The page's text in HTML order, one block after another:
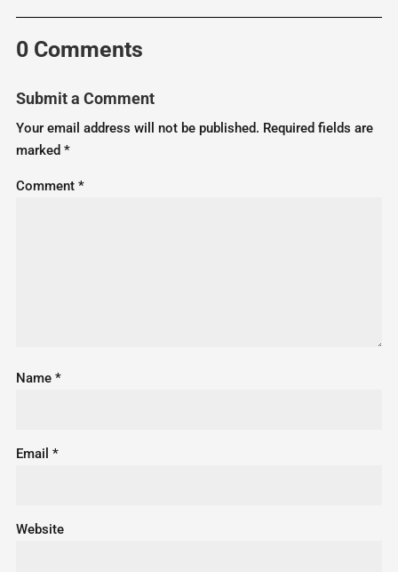
0 Comments
Submit a Comment
Your email address will not be published. Required fields are
marked *
Comment *
Name *
Email *
Website